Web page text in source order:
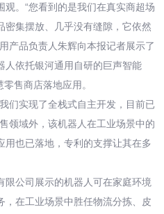
。“您看到的是我们在真实商超场
密集摆放、几乎没有缝隙，它依然
产品负责人朱辉向本报记者展示了
人依托银河通用自研的巨声智能
售商店落地应用。
实现了全栈式自主开发，目前已
领域外，该机器人在工业场景中的
用也已落地，专利的支撑让其在多
公司展示的机器人可在家庭环境
，在工业场景中胜任物流分拣、皮